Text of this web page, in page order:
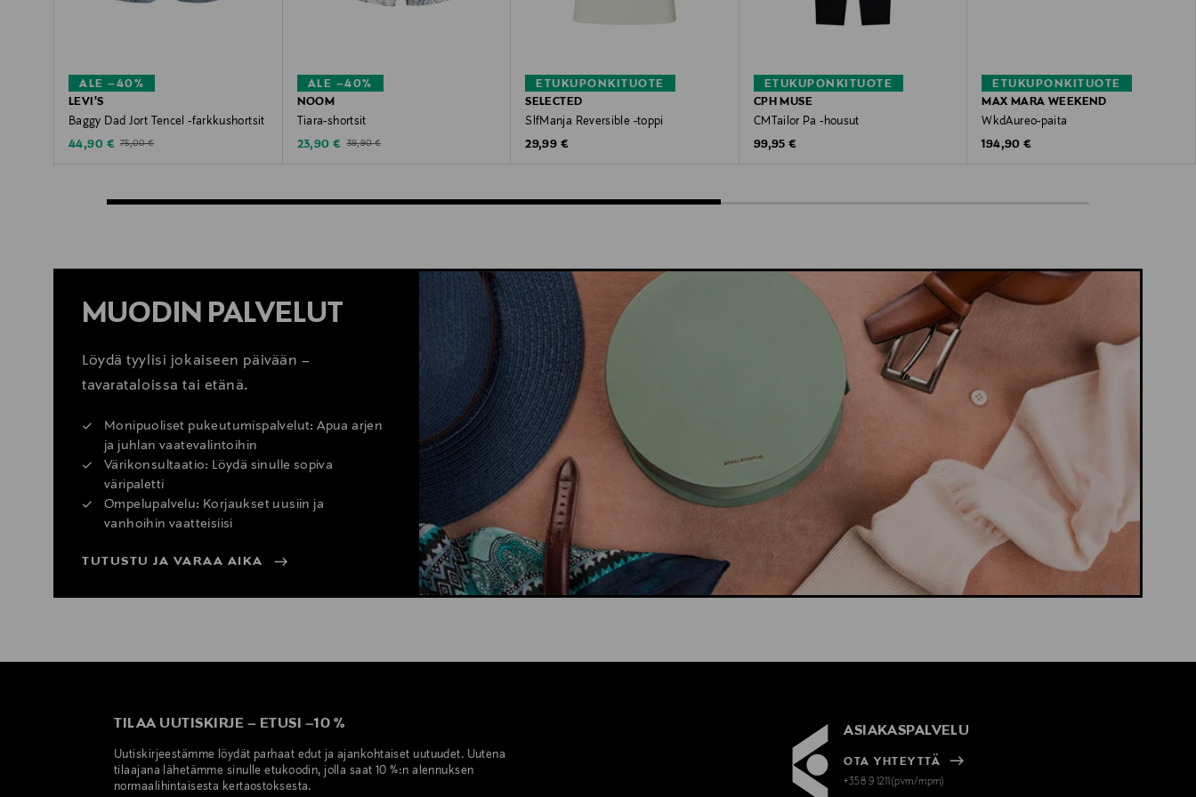
ALE –40%
LEVI'S
Baggy Dad Jort Tencel -farkkushortsit
Discounted Price
44,90 € Original Price
75,00 €
ALE –40%
NOOM
Tiara-shortsit
Discounted Price
23,90 € Original Price
39,90 €
ETUKUPONKITUOTE
SELECTED
SlfManja Reversible -toppi
Original Price
29,99 €
ETUKUPONKITUOTE
CPH MUSE
CMTailor Pa -housut
Original Price
99,95 €
ETUKUPONKITUOTE
MAX MARA WEEKEND
WkdAureo-paita
Original Price
194,90 €
MUODIN PALVELUT
Löydä tyylisi jokaiseen päivään –
tavarataloissa tai etänä.
Monipuoliset pukeutumispalvelut: Apua arjen
ja juhlan vaatevalintoihin
Värikonsultaatio: Löydä sinulle sopiva
väripaletti
Ompelupalvelu: Korjaukset uusiin ja
vanhoihin vaatteisiisi
TUTUSTU JA VARAA AIKA
TILAA UUTISKIRJE – ETUSI –10 %
Uutiskirjeestämme löydät parhaat edut ja ajankohtaiset uutuudet. Uutena
tilaajana lähetämme sinulle etukoodin, jolla saat 10 %:n alennuksen
normaalihintaisesta kertaostoksesta.
ASIAKASPALVELU
OTA YHTEYTTÄ
+358 9 1211(pvm/mpm)